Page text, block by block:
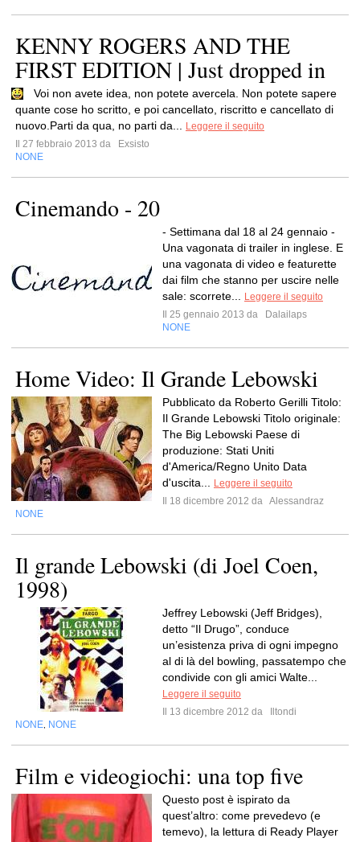
KENNY ROGERS AND THE
FIRST EDITION | Just dropped in
Voi non avete idea, non potete avercela. Non potete sapere
quante cose ho scritto, e poi cancellato, riscritto e cancellato di
nuovo.Parti da qua, no parti da...
Leggere il seguito
Il 27 febbraio 2013 da
Exsisto
NONE
Cinemando - 20
- Settimana dal 18 al 24 gennaio -
Una vagonata di trailer in inglese. E
una vagonata di video e featurette
dai film che stanno per uscire nelle
sale: scorrete...
Leggere il seguito
Il 25 gennaio 2013 da
Dalailaps
NONE
Home Video: Il Grande Lebowski
Pubblicato da Roberto Gerilli Titolo:
Il Grande Lebowski Titolo originale:
The Big Lebowski Paese di
produzione: Stati Uniti
d'America/Regno Unito Data
d'uscita...
Leggere il seguito
Il 18 dicembre 2012 da Alessandraz
NONE
Il grande Lebowski (di Joel Coen,
1998)
Jeffrey Lebowski (Jeff Bridges),
detto “Il Drugo”, conduce
un’esistenza priva di ogni impegno
al di là del bowling, passatempo che
condivide con gli amici Walte...
Leggere il seguito
Il 13 dicembre 2012 da
Iltondi
NONE NONE
Film e videogiochi: una top five
Questo post è ispirato da
quest’altro: come prevedevo (e
temevo), la lettura di Ready Player